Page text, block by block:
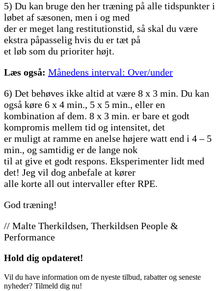
5) Du kan bruge den her træning på alle tidspunkter i
løbet af sæsonen, men i og med
der er meget lang restitutionstid, så skal du være
ekstra påpasselig hvis du er tæt på
et løb som du prioriter højt.
Læs også: Månedens interval: Over/under
6) Det behøves ikke altid at være 8 x 3 min. Du kan
også køre 6 x 4 min., 5 x 5 min., eller en
kombination af dem. 8 x 3 min. er bare et godt
kompromis mellem tid og intensitet, det
er muligt at ramme en anelse højere watt end i 4 – 5
min., og samtidig er de lange nok
til at give et godt respons. Eksperimenter lidt med
det! Jeg vil dog anbefale at kører
alle korte all out intervaller efter RPE.
God træning!
// Malte Therkildsen, Therkildsen People &
Performance
Hold dig opdateret!
Vil du have information om de nyeste tilbud, rabatter og seneste
nyheder? Tilmeld dig nu!